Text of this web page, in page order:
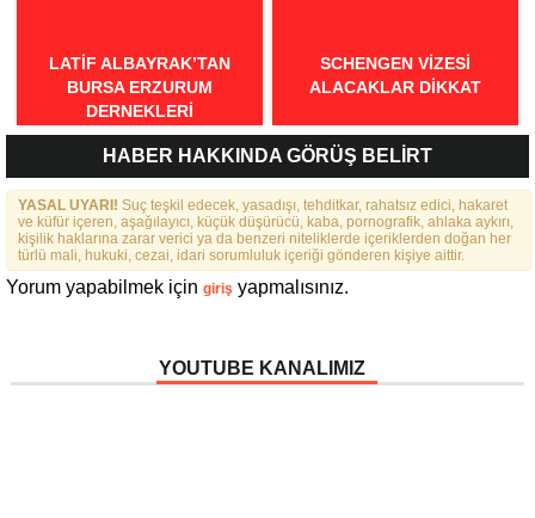
LATIF ALBAYRAK’TAN
BURSA ERZURUM
DERNEKLERI
FEDERASYONU İÇIN 25
MADDELIK BÜYÜK VIZYON:
“DAHA GÜÇLÜ, DAHA ETKIN,
DAHA KAPSAYICI BIR
FEDERASYON İÇIN YOLA
ÇIKTIK”
SCHENGEN VİZESİ
ALACAKLAR DİKKAT
HABER HAKKINDA GÖRÜŞ BELİRT
YASAL UYARI! Suç teşkil edecek, yasadışı, tehditkar, rahatsız edici, hakaret
ve küfür içeren, aşağılayıcı, küçük düşürücü, kaba, pornografik, ahlaka aykırı,
kişilik haklarına zarar verici ya da benzeri niteliklerde içeriklerden doğan her
türlü mali, hukuki, cezai, idari sorumluluk içeriği gönderen kişiye aittir.
Yorum yapabilmek için giriş yapmalısınız.
YOUTUBE KANALIMIZ